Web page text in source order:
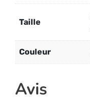
Taille
Couleur
Avis